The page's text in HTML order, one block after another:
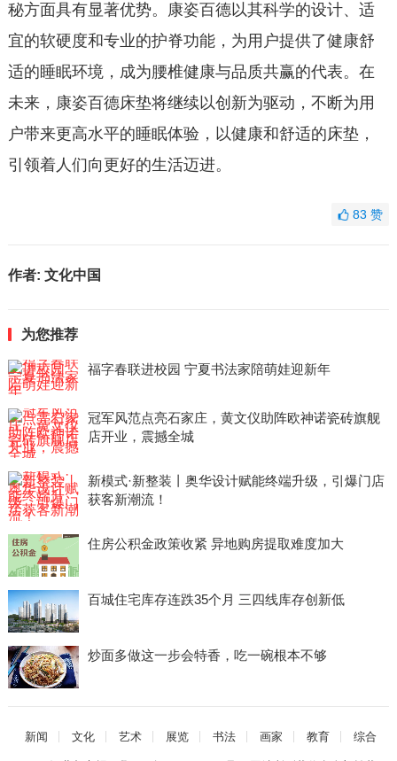
秘方面具有显著优势。康姿百德以其科学的设计、适
宜的软硬度和专业的护脊功能，为用户提供了健康舒
适的睡眠环境，成为腰椎健康与品质共赢的代表。在
未来，康姿百德床垫将继续以创新为驱动，不断为用
户带来更高水平的睡眠体验，以健康和舒适的床垫，
引领着人们向更好的生活迈进。
83赞
作者: 文化中国
为您推荐
福字春联进校园 宁夏书法家陪萌娃迎新年
冠军风范点亮石家庄，黄文仪助阵欧神诺瓷砖旗舰
店开业，震撼全城
新模式·新整装丨奥华设计赋能终端升级，引爆门店
获客新潮流！
住房公积金政策收紧 异地购房提取难度加大
百城住宅库存连跌35个月 三四线库存创新低
炒面多做这一步会特香，吃一碗根本不够
新闻 文化 艺术 展览 书法 画家 教育 综合